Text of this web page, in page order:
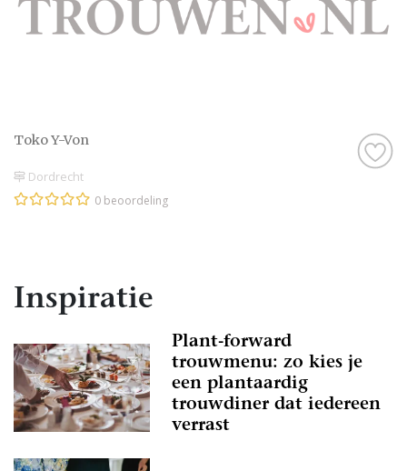
Toko Y-Von
Dordrecht
0 beoordeling
Inspiratie
Plant-forward
trouwmenu: zo kies je
een plantaardig
trouwdiner dat iedereen
verrast